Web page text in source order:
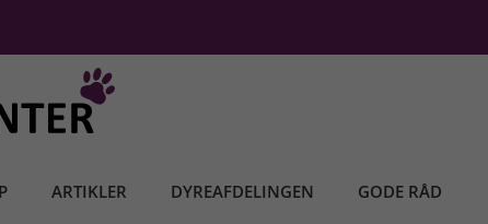
ARTIKLER DYREAFDELINGEN GODE RÅD